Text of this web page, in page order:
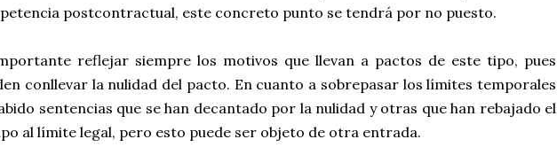
postcontractual, este concreto punto se tendrá por no puesto.
reflejar siempre los motivos que llevan a pactos de este tipo, pues
conllevar la nulidad del pacto. En cuanto a sobrepasar los límites temporales
sentencias que se han decantado por la nulidad y otras que han rebajado el
al límite legal, pero esto puede ser objeto de otra entrada.